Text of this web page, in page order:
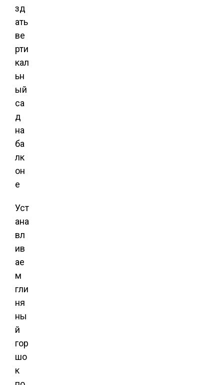
Уст
ана
вл
ив
ае
м
гли
ня
ны
й
гор
шо
к